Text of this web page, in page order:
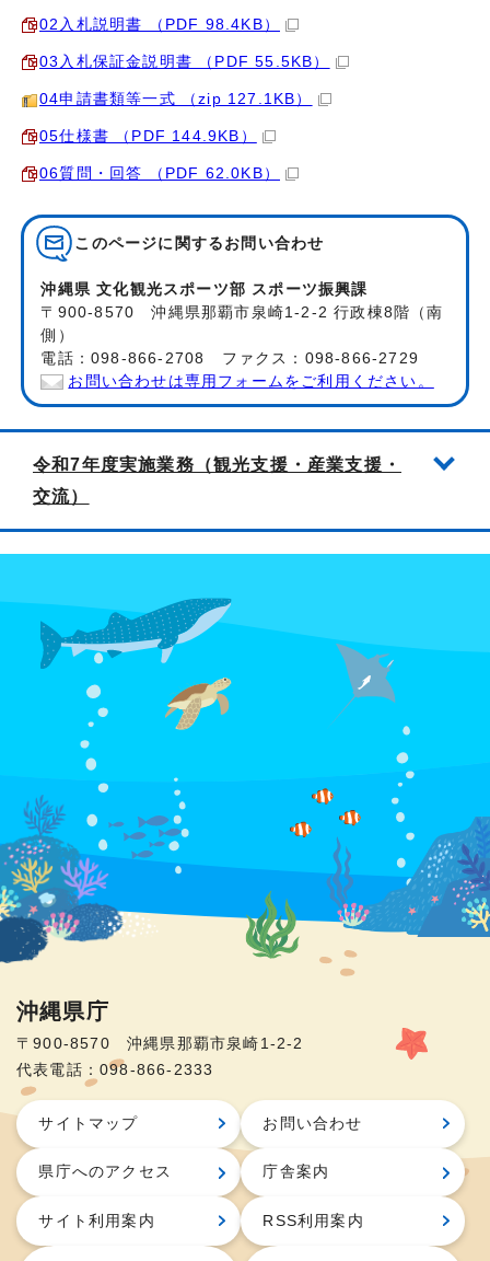
02入札説明書 （PDF 98.4KB）
03入札保証金説明書 （PDF 55.5KB）
04申請書類等一式 （zip 127.1KB）
05仕様書 （PDF 144.9KB）
06質問・回答 （PDF 62.0KB）
このページに関する お問い合わせ
沖縄県 文化観光スポーツ部 スポーツ振興課
〒900-8570 沖縄県那覇市泉崎1-2-2 行政棟8階（南
側）
電話：098-866-2708 ファクス：098-866-2729
お問い合わせは専用フォームをご利用ください。
令和7年度実施業務（観光支援・産業支援・
交流）
沖縄県庁
〒900-8570 沖縄県那覇市泉崎1-2-2
代表電話：098-866-2333
サイトマップ お問い合わせ
県庁へのアクセス 庁舎案内
サイト利用案内 RSS利用案内